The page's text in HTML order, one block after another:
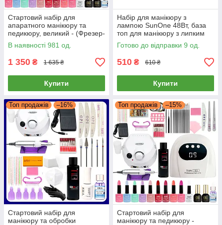
Стартовий набір для
апаратного манікюру та
педикюру, великий - (Фрезер-
ручка, Лампа USB 88Вт,
10гель-лаків, база, топ,
В наявності 981 од.
1 350 ₴ 1 635 ₴
Купити
Набір для манікюру з
лампою SunOne 48Вт, база
топ для манікюру з липким
шаром, набір пензлів 15 шт.
Готово до відправки 9 од.
510 ₴ 610 ₴
Купити
Топ продажів –16%
Стартовий набір для
манікюру та обробки
Топ продажів –15%
Стартовий набір для
манікюру та педикюру -